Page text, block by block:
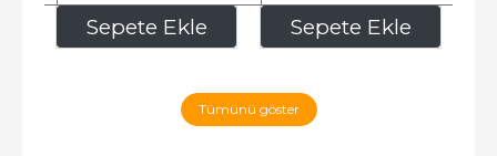
Sepete Ekle
150,15 Sepete Ekle
136,50
Tümünü göster